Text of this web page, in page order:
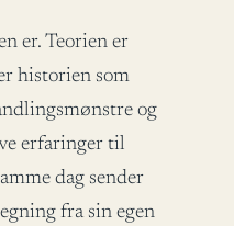
er. Teorien er
historien som
og
erfaringer til
dag sender
fra sin egen